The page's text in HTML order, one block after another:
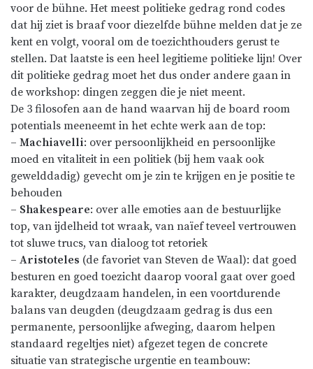
voor de bühne. Het meest politieke gedrag rond codes
dat hij ziet is braaf voor diezelfde bühne melden dat je ze
kent en volgt, vooral om de toezichthouders gerust te
stellen. Dat laatste is een heel legitieme politieke lijn! Over
dit politieke gedrag moet het dus onder andere gaan in
de workshop: dingen zeggen die je niet meent.
De 3 filosofen aan de hand waarvan hij de board room
potentials meeneemt in het echte werk aan de top:
– Machiavelli: over persoonlijkheid en persoonlijke
moed en vitaliteit in een politiek (bij hem vaak ook
gewelddadig) gevecht om je zin te krijgen en je positie te
behouden
– Shakespeare: over alle emoties aan de bestuurlijke
top, van ijdelheid tot wraak, van naïef teveel vertrouwen
tot sluwe trucs, van dialoog tot retoriek
– Aristoteles (de favoriet van Steven de Waal): dat goed
besturen en goed toezicht daarop vooral gaat over goed
karakter, deugdzaam handelen, in een voortdurende
balans van deugden (deugdzaam gedrag is dus een
permanente, persoonlijke afweging, daarom helpen
standaard regeltjes niet) afgezet tegen de concrete
situatie van strategische urgentie en teambouw: